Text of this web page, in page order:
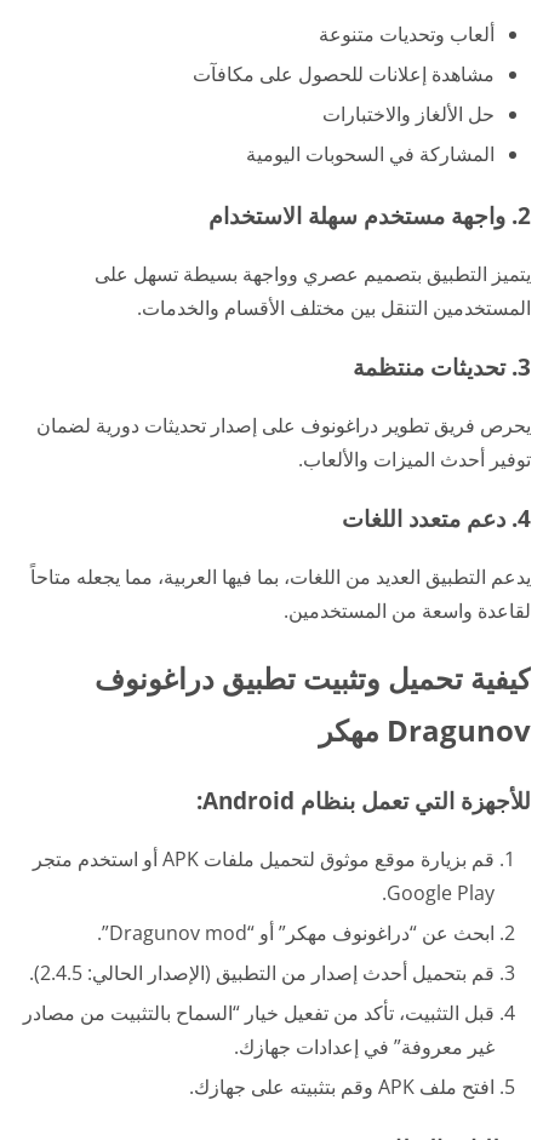
ألعاب وتحديات متنوعة
مشاهدة إعلانات للحصول على مكافآت
حل الألغاز والاختبارات
المشاركة في السحوبات اليومية
2. واجهة مستخدم سهلة الاستخدام
يتميز التطبيق بتصميم عصري وواجهة بسيطة تسهل على
المستخدمين التنقل بين مختلف الأقسام والخدمات.
3. تحديثات منتظمة
يحرص فريق تطوير دراغونوف على إصدار تحديثات دورية لضمان
توفير أحدث الميزات والألعاب.
4. دعم متعدد اللغات
يدعم التطبيق العديد من اللغات، بما فيها العربية، مما يجعله متاحاً
لقاعدة واسعة من المستخدمين.
كيفية تحميل وتثبيت تطبيق دراغونوف
Dragunov مهكر
للأجهزة التي تعمل بنظام Android:
قم بزيارة موقع موثوق لتحميل ملفات APK أو استخدم متجر
Google Play.
ابحث عن “دراغونوف مهكر” أو “Dragunov mod”.
قم بتحميل أحدث إصدار من التطبيق (الإصدار الحالي: 2.4.5).
قبل التثبيت، تأكد من تفعيل خيار “السماح بالتثبيت من مصادر
غير معروفة” في إعدادات جهازك.
افتح ملف APK وقم بتثبيته على جهازك.